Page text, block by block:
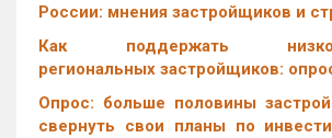
России: мнения застройщиков и
Как поддержать
региональных застройщиков:
Опрос: больше половины
свернуть свои планы по